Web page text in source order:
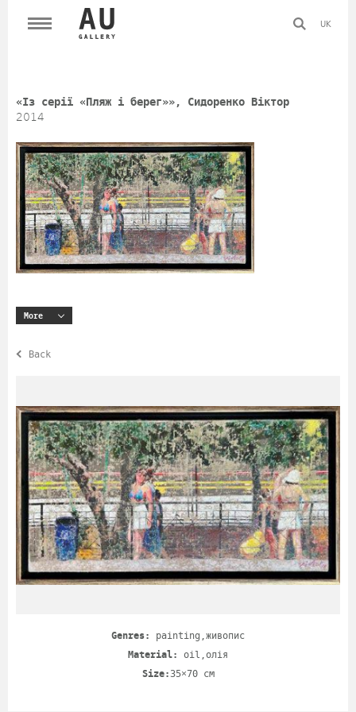
UK
«Із серії «Пляж і берег»», Сидоренко Віктор
2014
More
Back
Genres: painting,живопис
Material: oil,олія
Size:35×70 cm